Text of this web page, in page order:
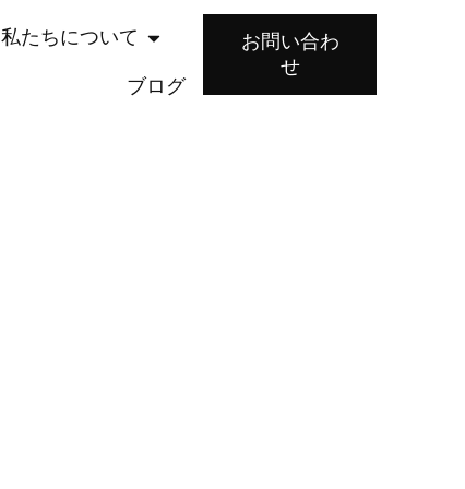
私たちについて
ブログ
お問い合わ
せ